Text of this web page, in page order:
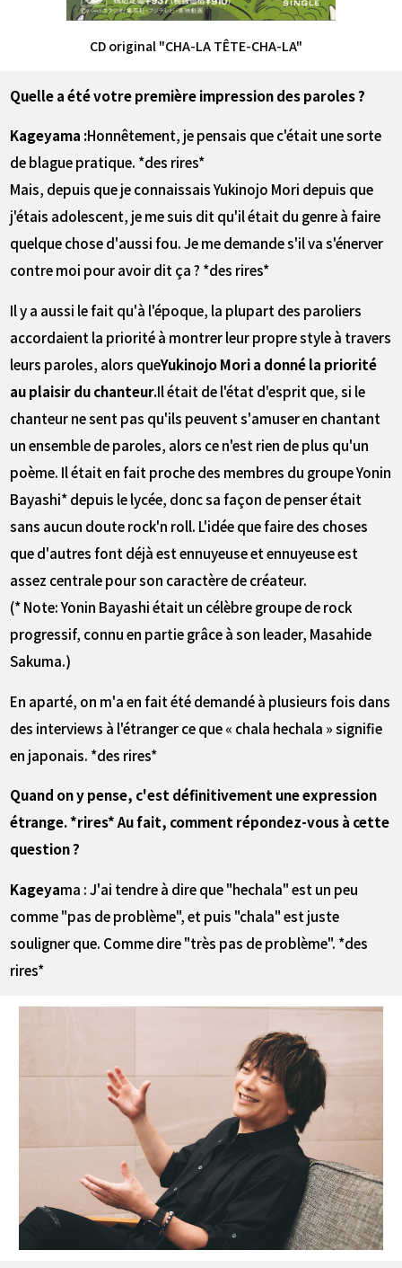
CD original "CHA-LA TÊTE-CHA-LA"
――Quelle a été votre première impression des paroles ?
Kageyama :Honnêtement, je pensais que c'était une sorte
de blague pratique. *des rires*
Mais, depuis que je connaissais Yukinojo Mori depuis que
j'étais adolescent, je me suis dit qu'il était du genre à faire
quelque chose d'aussi fou. Je me demande s'il va s'énerver
contre moi pour avoir dit ça ? *des rires*
Il y a aussi le fait qu'à l'époque, la plupart des paroliers
accordaient la priorité à montrer leur propre style à travers
leurs paroles, alors queYukinojo Mori a donné la priorité
au plaisir du chanteur.Il était de l'état d'esprit que, si le
chanteur ne sent pas qu'ils peuvent s'amuser en chantant
un ensemble de paroles, alors ce n'est rien de plus qu'un
poème. Il était en fait proche des membres du groupe Yonin
Bayashi* depuis le lycée, donc sa façon de penser était
sans aucun doute rock'n roll. L'idée que faire des choses
que d'autres font déjà est ennuyeuse et ennuyeuse est
assez centrale pour son caractère de créateur.
(* Note: Yonin Bayashi était un célèbre groupe de rock
progressif, connu en partie grâce à son leader, Masahide
Sakuma.)
En aparté, on m'a en fait été demandé à plusieurs fois dans
des interviews à l'étranger ce que « chala hechala » signifie
en japonais. *des rires*
――Quand on y pense, c'est définitivement une expression
étrange. *rires* Au fait, comment répondez-vous à cette
question ?
Kageyama : J'ai tendre à dire que "hechala" est un peu
comme "pas de problème", et puis "chala" est juste
souligner que. Comme dire "très pas de problème". *des
rires*